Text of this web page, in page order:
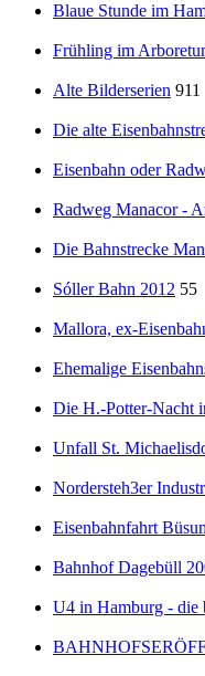
Blaue Stunde im
Frühling im
Alte Bilderserien 911
Die alte
Eisenbahn oder
Radweg Manacor -
Die Bahnstrecke
Sóller Bahn 2012 55
Mallora, ex-
Ehemalige
Die H.-Potter-Nacht
Unfall St.
Nordersteh3er
Eisenbahnfahrt
Bahnhof Dagebüll
U4 in Hamburg - die